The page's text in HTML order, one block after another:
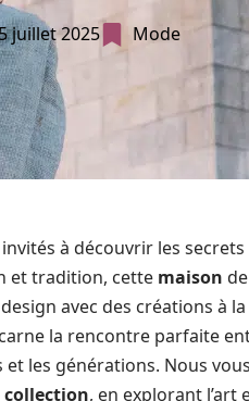
juillet 2025 Mode
à découvrir les secrets
et tradition, cette maison de
avec des créations à
la rencontre parfaite
les générations. Nous vous
collection, en explorant l’art